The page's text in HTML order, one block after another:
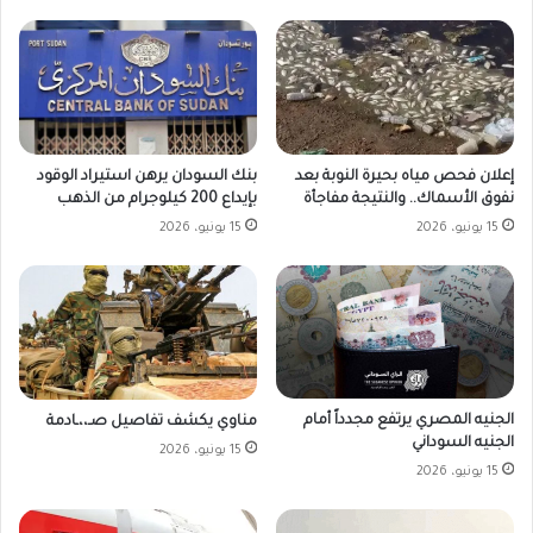
إعلان فحص مياه بحيرة النوبة بعد
نفوق الأسماك.. والنتيجة مفاجأة
15 يونيو، 2026
بنك السودان يرهن استيراد الوقود
بإيداع 200 كيلوجرام من الذهب
15 يونيو، 2026
الجنيه المصري يرتفع مجدداً أمام
الجنيه السوداني
15 يونيو، 2026
مناوي يكشف تفاصيل صـ،،ـادمة
15 يونيو، 2026